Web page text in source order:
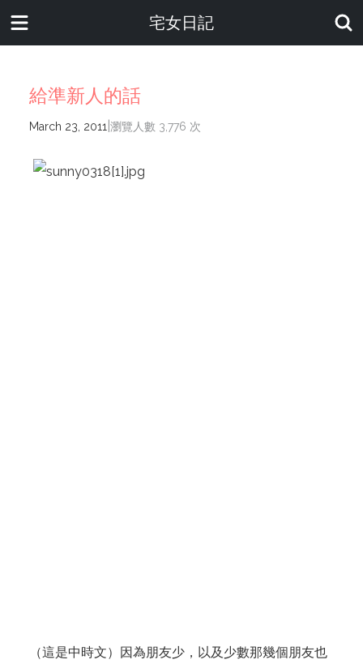
宅女日記
給準新人的話
March 23, 2011 瀏覽人數 3,776 次
（這是中時文）因為朋友少，以及少數那幾個朋友也